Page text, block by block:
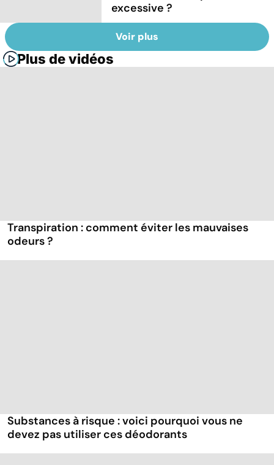
excessive ?
Voir plus
Plus de vidéos
Transpiration : comment éviter les mauvaises
odeurs ?
Substances à risque : voici pourquoi vous ne
devez pas utiliser ces déodorants